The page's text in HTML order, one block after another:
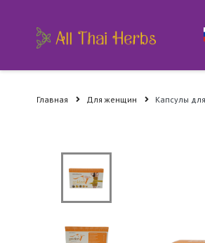
Главная Для женщин Капсулы